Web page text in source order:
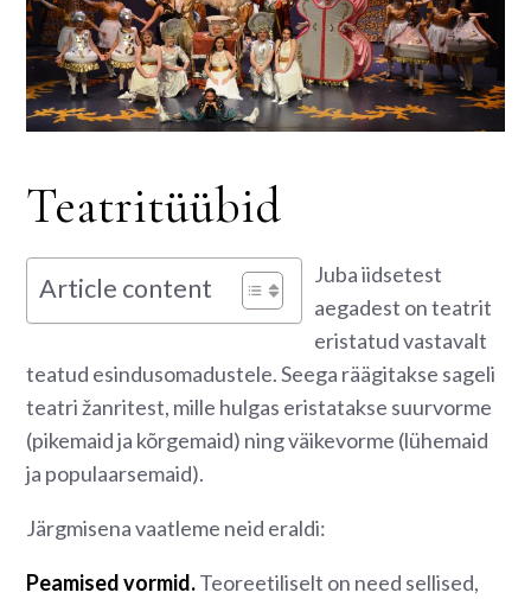
Teatritüübid
Article content
Juba iidsetest
aegadest on teatrit
eristatud vastavalt
teatud esindusomadustele. Seega räägitakse sageli
teatri žanritest, mille hulgas eristatakse suurvorme
(pikemaid ja kõrgemaid) ning väikevorme (lühemaid
ja populaarsemaid).
Järgmisena vaatleme neid eraldi:
Peamised vormid.Teoreetiliselt on need sellised,